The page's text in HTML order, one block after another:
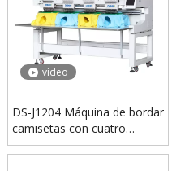
Máquina de bordar, gorra de fábrica, máquina de bordar camisetas, área 1200*500, bordado multifuncional
vídeo
DS-J1204 Máquina de bordar
camisetas con cuatro
cabezas y 12 agujas